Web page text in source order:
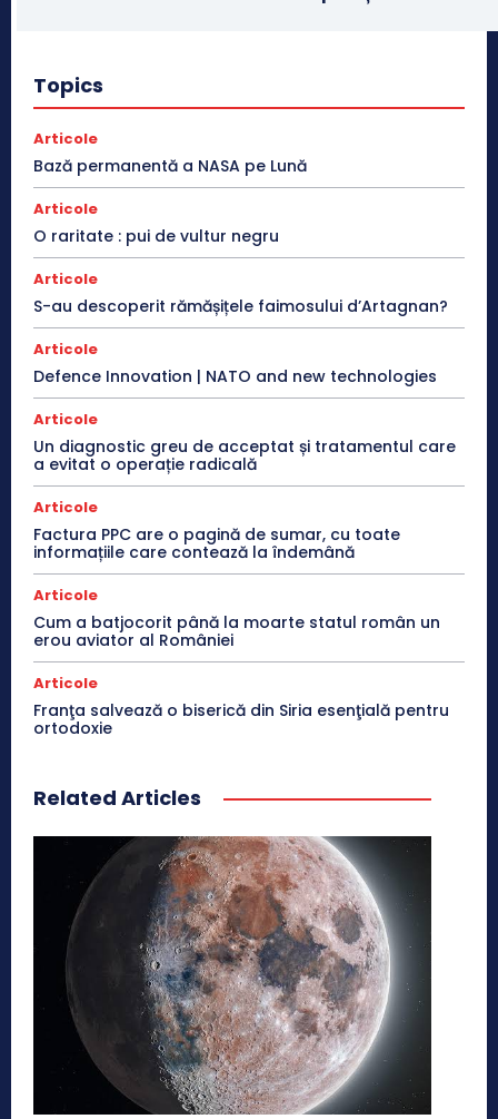
Topics
Articole
Bază permanentă a NASA pe Lună
Articole
O raritate : pui de vultur negru
Articole
S-au descoperit rămășițele faimosului d’Artagnan?
Articole
Defence Innovation | NATO and new technologies
Articole
Un diagnostic greu de acceptat și tratamentul care
a evitat o operație radicală
Articole
Factura PPC are o pagină de sumar, cu toate
informațiile care contează la îndemână
Articole
Cum a batjocorit până la moarte statul român un
erou aviator al României
Articole
Franţa salvează o biserică din Siria esenţială pentru
ortodoxie
Related Articles